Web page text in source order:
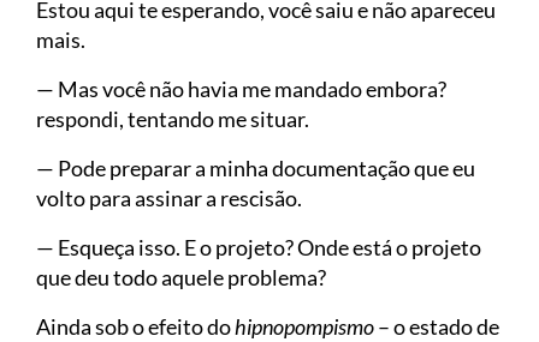
Estou aqui te esperando, você saiu e não apareceu
mais.
— Mas você não havia me mandado embora?
respondi, tentando me situar.
— Pode preparar a minha documentação que eu
volto para assinar a rescisão.
— Esqueça isso. E o projeto? Onde está o projeto
que deu todo aquele problema?
Ainda sob o efeito dohipnopompismo– o estado de